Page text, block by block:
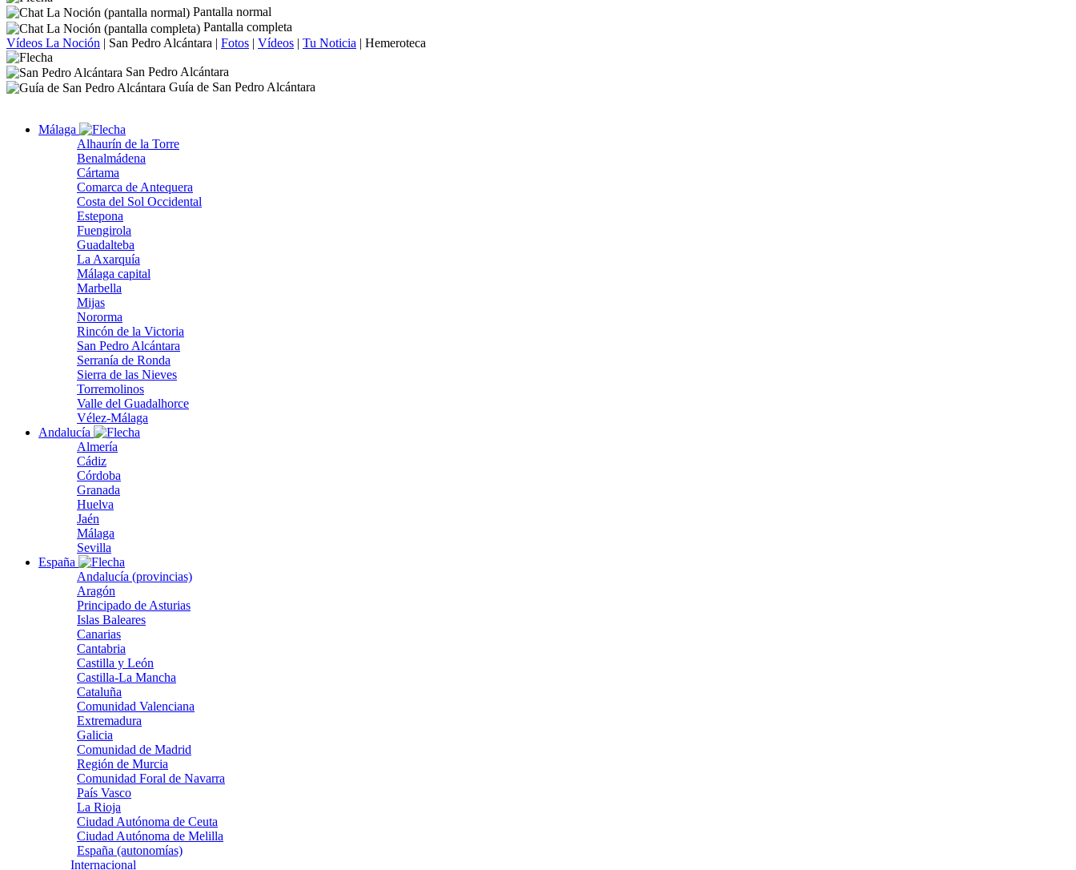
Pantalla normal
Pantalla completa
Vídeos La Noción | San Pedro Alcántara | Fotos | Vídeos | Tu Noticia | Hemeroteca
San Pedro Alcántara
Guía de San Pedro Alcántara
Málaga
Alhaurín de la Torre
Benalmádena
Cártama
Comarca de Antequera
Costa del Sol Occidental
Estepona
Fuengirola
Guadalteba
La Axarquía
Málaga capital
Marbella
Mijas
Nororma
Rincón de la Victoria
San Pedro Alcántara
Serranía de Ronda
Sierra de las Nieves
Torremolinos
Valle del Guadalhorce
Vélez-Málaga
Andalucía
Almería
Cádiz
Córdoba
Granada
Huelva
Jaén
Málaga
Sevilla
España
Andalucía (provincias)
Aragón
Principado de Asturias
Islas Baleares
Canarias
Cantabria
Castilla y León
Castilla-La Mancha
Cataluña
Comunidad Valenciana
Extremadura
Galicia
Comunidad de Madrid
Región de Murcia
Comunidad Foral de Navarra
País Vasco
La Rioja
Ciudad Autónoma de Ceuta
Ciudad Autónoma de Melilla
España (autonomías)
Internacional